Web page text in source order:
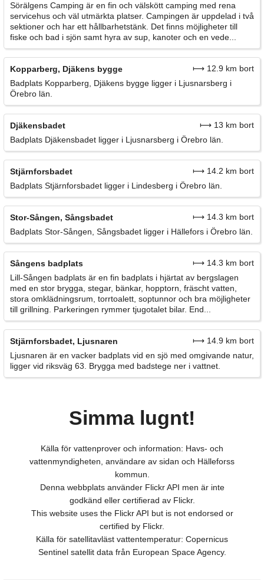
Sörälgens Camping är en fin och välskött camping med rena
servicehus och väl utmärkta platser. Campingen är uppdelad i två
sektioner och har ett hållbarhetstänk. Det finns möjligheter till
fiske och bad i sjön samt hyra av sup, kanoter och en vede...
Kopparberg, Djäkens bygge
⟼ 12.9 km bort
Badplats Kopparberg, Djäkens bygge ligger i Ljusnarsberg i
Örebro län.
Djäkensbadet
⟼ 13 km bort
Badplats Djäkensbadet ligger i Ljusnarsberg i Örebro län.
Stjärnforsbadet
⟼ 14.2 km bort
Badplats Stjärnforsbadet ligger i Lindesberg i Örebro län.
Stor-Sången, Sångsbadet
⟼ 14.3 km bort
Badplats Stor-Sången, Sångsbadet ligger i Hällefors i Örebro län.
Sångens badplats
⟼ 14.3 km bort
Lill-Sången badplats är en fin badplats i hjärtat av bergslagen
med en stor brygga, stegar, bänkar, hopptorn, fräscht vatten,
stora omklädningsrum, torrtoalett, soptunnor och bra möjligheter
till grillning. Parkeringen rymmer tjugotalet bilar. End...
Stjärnforsbadet, Ljusnaren
⟼ 14.9 km bort
Ljusnaren är en vacker badplats vid en sjö med omgivande natur,
ligger vid riksväg 63. Brygga med badstege ner i vattnet.
Simma lugnt!
Källa för vattenprover och information: Havs- och
vattenmyndigheten, användare av sidan och Hälleforss
kommun.
Denna webbplats använder Flickr API men är inte
godkänd eller certifierad av Flickr.
This website uses the Flickr API but is not endorsed or
certified by Flickr.
Källa för satellitavläst vattentemperatur: Copernicus
Sentinel satellit data från European Space Agency.